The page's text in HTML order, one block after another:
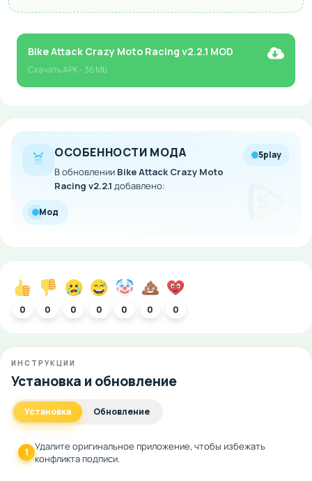
Bike Attack Crazy Moto Racing v2.2.1 MOD
СкачатьAPK- 36 Mb
ОСОБЕННОСТИ МОДА
В обновлении Bike Attack Crazy Moto
Racing v2.2.1 добавлено:
5play
Мод
0 0 0 0 0 0 0
ИНСТРУКЦИИ
Установка и обновление
Установка Обновление
1 Удалите оригинальное приложение, чтобы избежать
конфликта подписи.